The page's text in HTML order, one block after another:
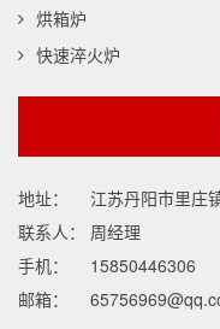
烘箱炉
快速淬火炉
地址：
江苏丹阳市里庄
联系人：
周经理
手机：
15850446306
邮箱：